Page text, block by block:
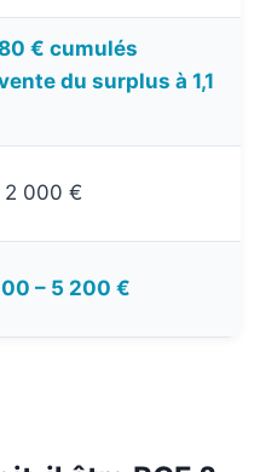
€ cumulés
du surplus à 1,1
2 000 €
– 5 200 €